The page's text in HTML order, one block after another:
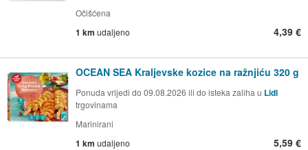
Očišćena
1 km udaljeno 4,39 €
OCEAN SEA Kraljevske kozice na ražnjiću 320 g
Ponuda vrijedi do 09.08.2026 ili do isteka zaliha u Lidl
trgovinama
Marinirani
1 km udaljeno 5,59 €